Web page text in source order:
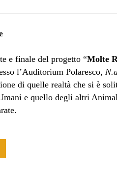
e finale del progetto “Molte
l’Auditorium Polaresco,
di quelle realtà che si è
e quello degli altri